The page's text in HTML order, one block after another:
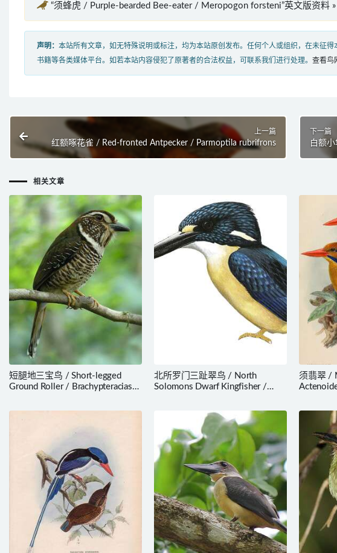
“须蜂虎 / Purple-bearded Bee-eater / Meropogon forsteni”英文版资料 »
声明： 本站所有文章，如无特殊说明或标注，均为本站原创发布。任何个人或组织，在未征
书籍等各类媒体平台。如若本站内容侵犯了原著者的合法权益，可联系我们进行处理。 查看鸟
上一篇
红额啄花雀 / Red-fronted Antpecker / Parmoptila rubrifrons
下一篇
白额
相关文章
短腿地三宝鸟 / Short-legged
Ground Roller / Brachypteracias
北所罗门三趾翠鸟 / North
Solomons Dwarf Kingfisher /
须翡翠 /